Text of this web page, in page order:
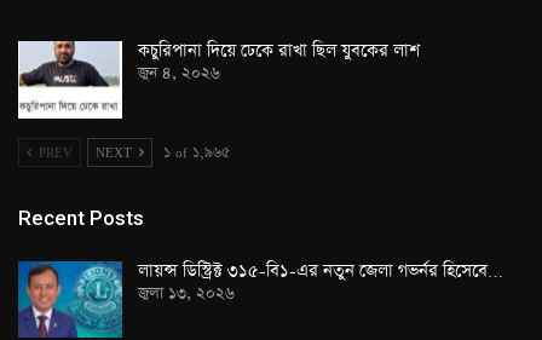
কচুরিপানা দিয়ে ঢেকে রাখা ছিল যুবকের লাশ
জুন ৪, ২০২৬
PREV NEXT ১ of ১,৯৬৫
Recent Posts
লায়ন্স ডিস্ট্রিক্ট ৩১৫-বি১-এর নতুন জেলা গভর্নর হিসেবে…
জুলা ১৩, ২০২৬